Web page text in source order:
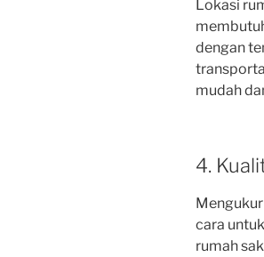
Lokasi
dengan
mudah
4.
cara
rumah